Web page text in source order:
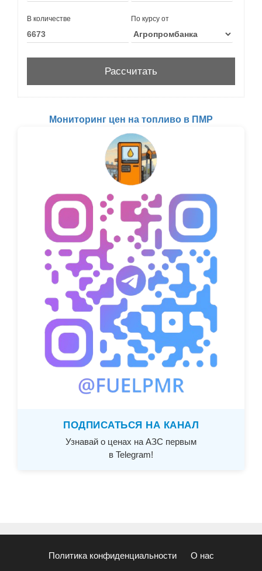
В количестве По курсу от
Мониторинг цен на топливо в ПМР
ПОДПИСАТЬСЯ НА КАНАЛ
Узнавай о ценах на АЗС первым
в Telegram!
Политика конфиденциальности О нас